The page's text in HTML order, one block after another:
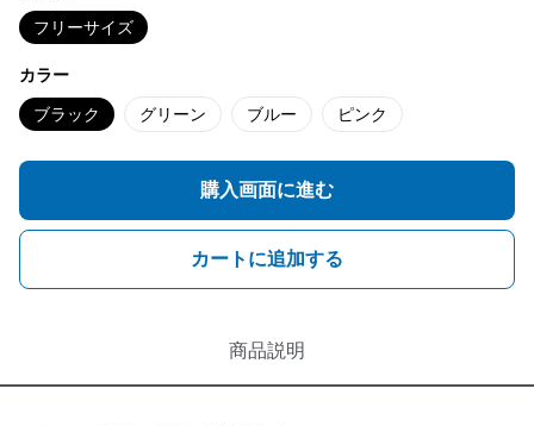
フリーサイズ
カラー
ブラック グリーン ブルー ピンク
購入画面に進む
カートに追加する
商品説明